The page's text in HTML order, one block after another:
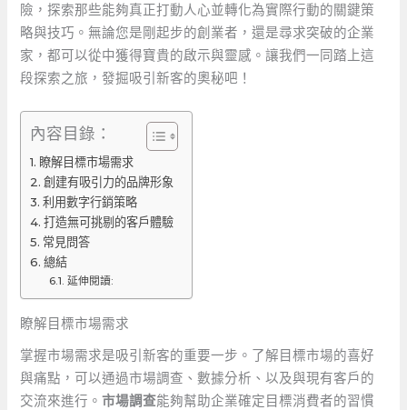
險，探索那些能夠真正打動人心並轉化為實際行動的關鍵策
略與技巧。無論您是剛起步的創業者，還是尋求突破的企業
家，都可以從中獲得寶貴的啟示與靈感。讓我們一同踏上這
段探索之旅，發掘吸引新客的奧秘吧！
內容目錄：
瞭解目標市場需求
創建有吸引力的品牌形象
利用數字行銷策略
打造無可挑剔的客戶體驗
常見問答
總結
延伸閱讀:
瞭解目標市場需求
掌握市場需求是吸引新客的重要一步。了解目標市場的喜好
與痛點，可以通過市場調查、數據分析、以及與現有客戶的
交流來進行。市場調查能夠幫助企業確定目標消費者的習慣